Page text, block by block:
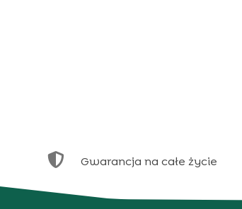
 Gwarancja na całe życie